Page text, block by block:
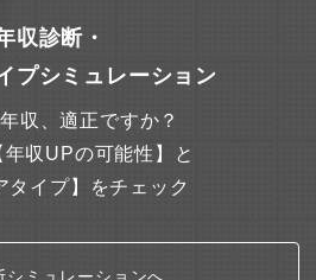
収診断・
プシミュレーション
収、適正ですか？
収UPの可能性】と
タイプ】をチェック